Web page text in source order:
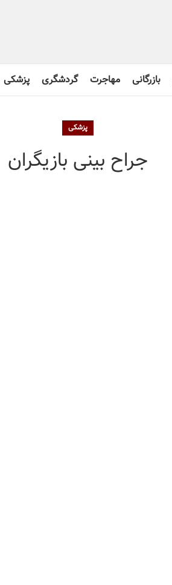
بازرگانی مهاجرت گردشگری پزشکی
پزشکی
جراح بینی بازیگران